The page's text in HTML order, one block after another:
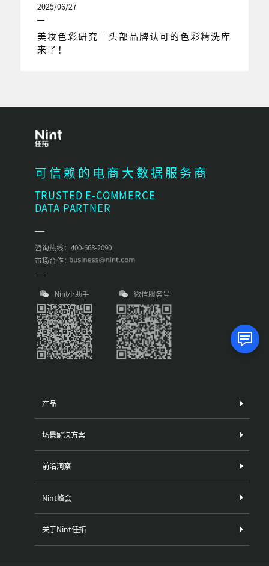
2025/06/27
美妆色彩研究｜头部品牌认可的色彩精洗库
来了！
可信赖的电商大数据服务商
TRUSTED E-COMMERCE
DATA PARTNER
咨询热线：400-668-2090
市场合作：
Nint小助手 微信服务号
产品
场景解决方案
前沿洞察
Nint峰会
关于Nint任拓